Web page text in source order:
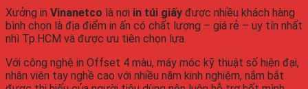
Xưởng in Vinanetco là nơi in túi giấy được nhiều khách hàng
bình chọn là địa điểm in ấn có chất lượng – giá rẻ – uy tín nhất
nhì Tp.HCM và được ưu tiên chọn lựa.
Với công nghệ in Offset 4 màu, máy móc kỹ thuật số hiện đại,
nhân viên tay nghề cao với nhiều năm kinh nghiệm, nắm bắt